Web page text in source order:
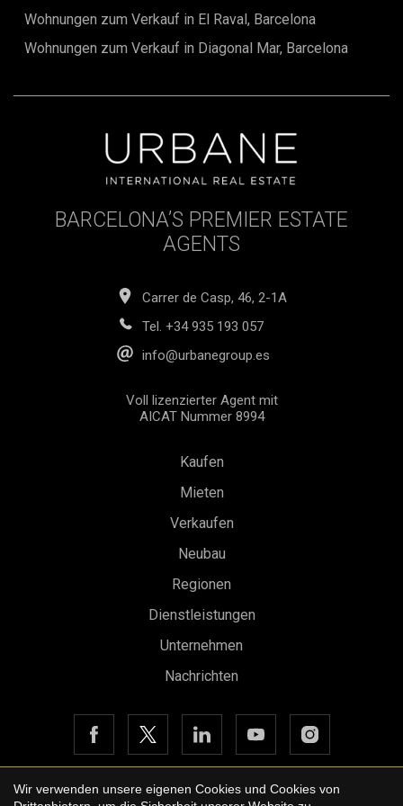
Bereich. Verpassen Sie nicht diese einzigartige Gelegenheit.
Bei Fragen zögern Sie nicht, uns zu kontaktieren (+34 935
193 057).
Wohnungen zum Verkauf in El Raval, Barcelona
Wohnungen zum Verkauf in Diagonal Mar, Barcelona
BARCELONA’S PREMIER ESTATE
AGENTS
Carrer de Casp, 46, 2-1A
Tel. +34 935 193 057
info@urbanegroup.es
Voll lizenzierter Agent mit
AICAT Nummer 8994
Kaufen
Mieten
Verkaufen
Neubau
Regionen
Dienstleistungen
Unternehmen
Nachrichten
Wir verwenden unsere eigenen Cookies und Cookies von
Konfiguration speichern